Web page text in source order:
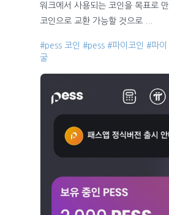
워크에서 사용되는 코인을 목표로
코인으로 교환 가능할 것으로 ...
#pess 코인 #pess #파이코인 #파이
굴